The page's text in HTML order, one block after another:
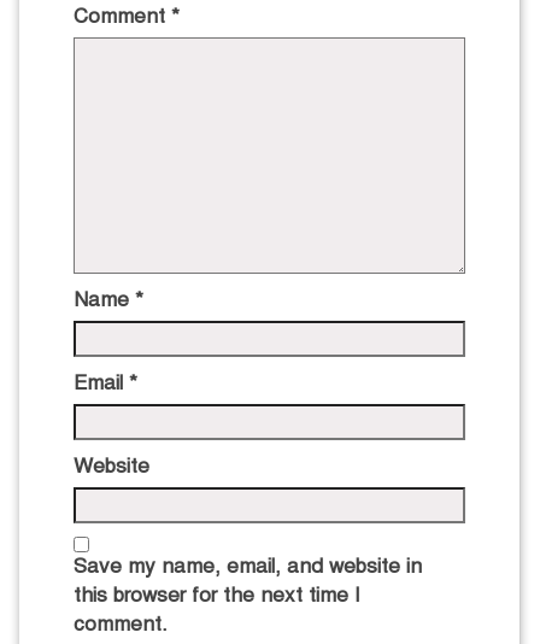
Comment *
Name *
Email *
Website
Save my name, email, and website in
this browser for the next time I
comment.